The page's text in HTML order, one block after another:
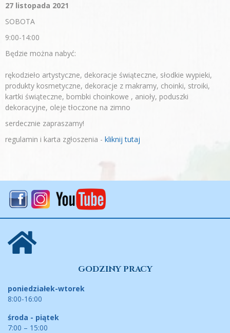
GODZINY PRACY
poniedziałek-wtorek
8:00-16:00
środa - piątek
7:00 – 15:00
27 listopada 2021
SOBOTA
9:00-14:00
Będzie można nabyć:
rękodzieło artystyczne, dekoracje świąteczne, słodkie wypieki,
produkty kosmetyczne, dekoracje z makramy, choinki, stroiki,
kartki świąteczne, bombki choinkowe , anioły, poduszki
dekoracyjne, oleje tłoczone na zimno
serdecznie zapraszamy!
regulamin i karta zgłoszenia - kliknij tutaj